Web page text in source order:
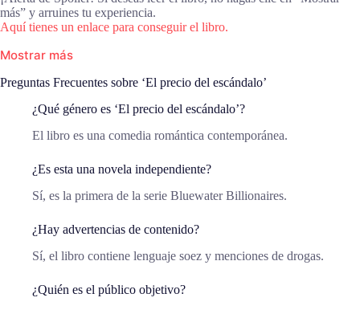
más” y arruines tu experiencia.
Aquí tienes un enlace para conseguir el libro.
Mostrar más
Preguntas Frecuentes sobre ‘El precio del escándalo’
¿Qué género es ‘El precio del escándalo’?
El libro es una comedia romántica contemporánea.
¿Es esta una novela independiente?
Sí, es la primera de la serie Bluewater Billionaires.
¿Hay advertencias de contenido?
Sí, el libro contiene lenguaje soez y menciones de drogas.
¿Quién es el público objetivo?